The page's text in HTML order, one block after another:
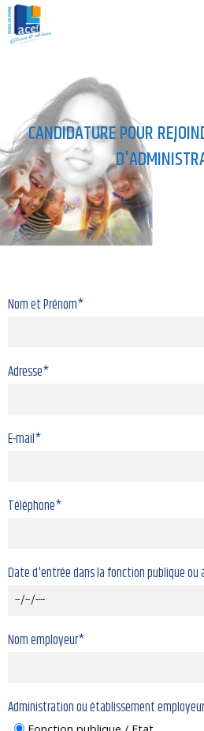
CANDIDATURE POUR
Nom et Prénom*
Adresse*
E-mail*
Téléphone*
Date d'entrée dans la fonction publique ou
Nom employeur*
Administration ou établissement